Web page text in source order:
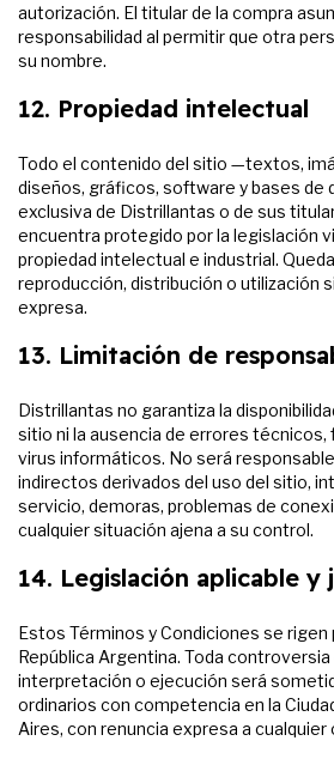
autorización. El titular de la compra
responsabilidad al permitir que otra
su nombre.
12. Propiedad intelectual
Todo el contenido del sitio —textos,
diseños, gráficos, software y bases de
exclusiva de Distrillantas o de sus
encuentra protegido por la legislación
propiedad intelectual e industrial.
reproducción, distribución o utilización
expresa.
13. Limitación de
Distrillantas no garantiza la
sitio ni la ausencia de errores técnicos,
virus informáticos. No será
indirectos derivados del uso del sitio,
servicio, demoras, problemas de
cualquier situación ajena a su control.
14. Legislación aplicable y
Estos Términos y Condiciones se rigen
República Argentina. Toda
interpretación o ejecución será
ordinarios con competencia en la
Aires, con renuncia expresa a cualquier